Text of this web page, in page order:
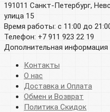
191011 Санкт-Петербург,
улица 15
Время работы: с 11:00 до
Телефон: +7 911 923 22 19
Дополнительная информация
Контакты
О нас
Доставка и Оплата
Обмен и Возврат
Политика Скидок